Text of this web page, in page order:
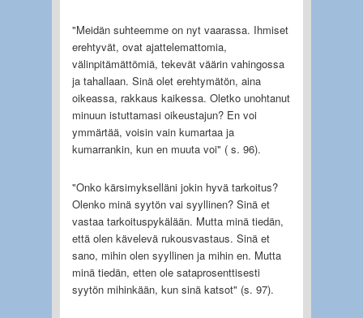
"Meidän suhteemme on nyt vaarassa. Ihmiset
erehtyvät, ovat ajattelemattomia,
välinpitämättömiä, tekevät väärin vahingossa
ja tahallaan. Sinä olet erehtymätön, aina
oikeassa, rakkaus kaikessa. Oletko unohtanut
minuun istuttamasi oikeustajun? En voi
ymmärtää, voisin vain kumartaa ja
kumarrankin, kun en muuta voi" ( s. 96).
"Onko kärsimykselläni jokin hyvä tarkoitus?
Olenko minä syytön vai syyllinen? Sinä et
vastaa tarkoituspykälään. Mutta minä tiedän,
että olen kävelevä rukousvastaus. Sinä et
sano, mihin olen syyllinen ja mihin en. Mutta
minä tiedän, etten ole sataprosenttisesti
syytön mihinkään, kun sinä katsot" (s. 97).